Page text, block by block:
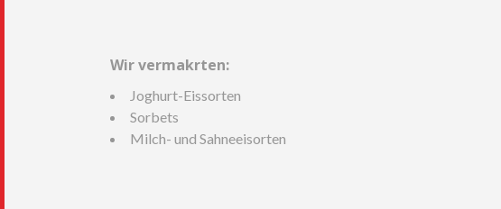
Wir vermakrten:
Joghurt-Eissorten
Sorbets
Milch- und Sahneeisorten